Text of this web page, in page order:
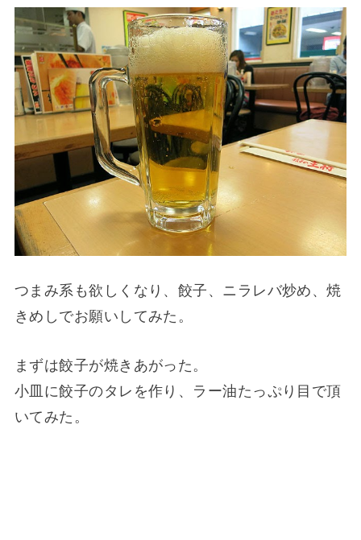
つまみ系も欲しくなり、餃子、ニラレバ炒め、焼
きめしでお願いしてみた。
まずは餃子が焼きあがった。
小皿に餃子のタレを作り、ラー油たっぷり目で頂
いてみた。